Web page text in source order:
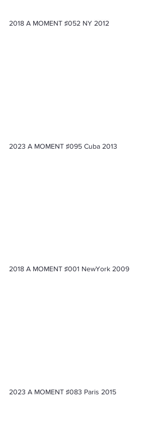
2018 A MOMENT ♯052 NY 2012
2023 A MOMENT ♯095 Cuba 2013
2018 A MOMENT ♯001 NewYork 2009
2023 A MOMENT ♯083 Paris 2015